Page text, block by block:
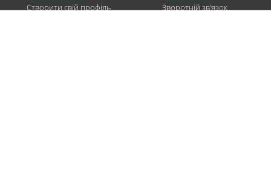
Створити свій профіль
Зворотній зв’язок